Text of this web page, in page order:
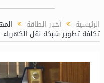
الرئيسية أخبار الطاقة
تكلفة تطوير شبكة نقل الكهرباء فى مصر